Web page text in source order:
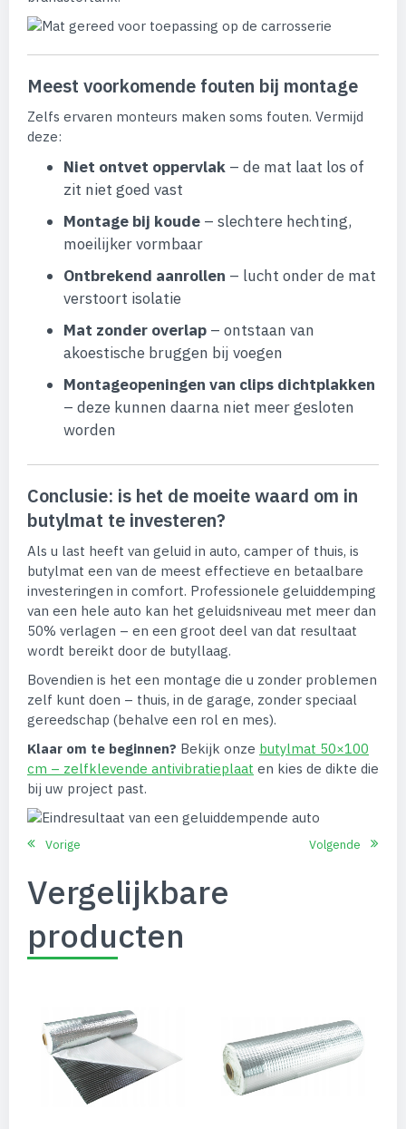
Meest voorkomende fouten bij montage
Zelfs ervaren monteurs maken soms fouten. Vermijd
deze:
Niet ontvet oppervlak – de mat laat los of
zit niet goed vast
Montage bij koude – slechtere hechting,
moeilijker vormbaar
Ontbrekend aanrollen – lucht onder de mat
verstoort isolatie
Mat zonder overlap – ontstaan van
akoestische bruggen bij voegen
Montageopeningen van clips dichtplakken
– deze kunnen daarna niet meer gesloten
worden
Conclusie: is het de moeite waard om in
butylmat te investeren?
Als u last heeft van geluid in auto, camper of thuis, is
butylmat een van de meest effectieve en betaalbare
investeringen in comfort. Professionele geluiddemping
van een hele auto kan het geluidsniveau met meer dan
50% verlagen – en een groot deel van dat resultaat
wordt bereikt door de butyllaag.
Bovendien is het een montage die u zonder problemen
zelf kunt doen – thuis, in de garage, zonder speciaal
gereedschap (behalve een rol en mes).
Klaar om te beginnen? Bekijk onze butylmat 50×100
cm – zelfklevende antivibratieplaat en kies de dikte die
bij uw project past.
Vorige Volgende
Vergelijkbare
producten